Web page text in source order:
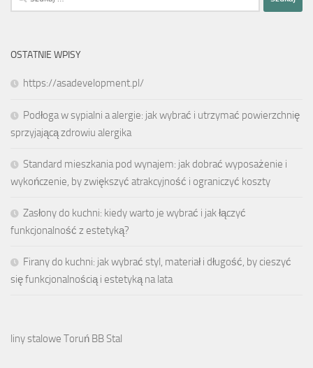
OSTATNIE WPISY
https://asadevelopment.pl/
Podłoga w sypialni a alergie: jak wybrać i utrzymać powierzchnię
sprzyjającą zdrowiu alergika
Standard mieszkania pod wynajem: jak dobrać wyposażenie i
wykończenie, by zwiększyć atrakcyjność i ograniczyć koszty
Zasłony do kuchni: kiedy warto je wybrać i jak łączyć
funkcjonalność z estetyką?
Firany do kuchni: jak wybrać styl, materiał i długość, by cieszyć
się funkcjonalnością i estetyką na lata
liny stalowe Toruń BB Stal